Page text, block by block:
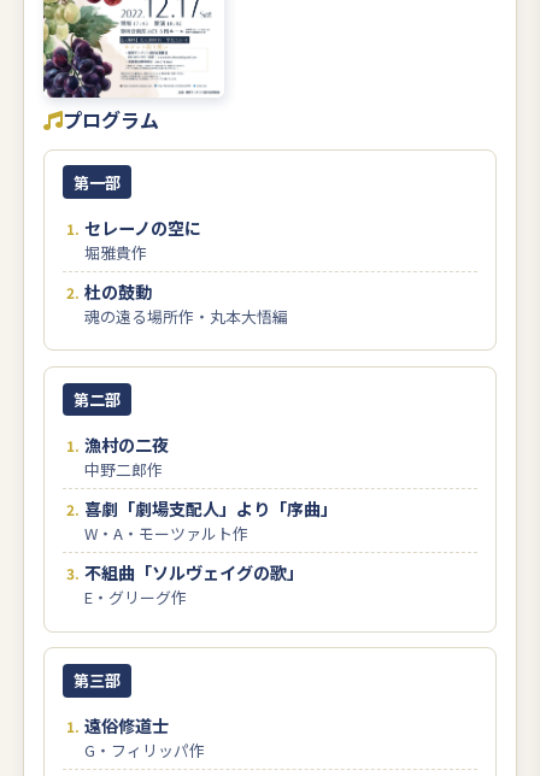
プログラム
第一部
セレーノの空に
堀雅貴作
杜の鼓動
魂の遠る場所作・丸本大悟編
第二部
漁村の二夜
中野二郎作
喜劇「劇場支配人」より「序曲」
W・A・モーツァルト作
不組曲「ソルヴェイグの歌」
E・グリーグ作
第三部
遠俗修道士
G・フィリッパ作